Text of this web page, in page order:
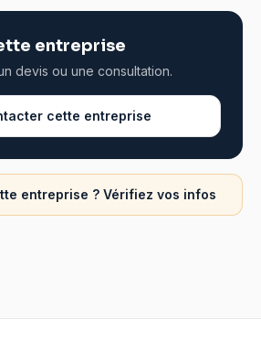
entreprise
devis ou une consultation.
cette entreprise
entreprise ? Vérifiez vos infos